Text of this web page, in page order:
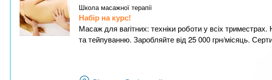
Школа масажної терапії
Набір на курс!
Масаж для вагітних: техніки роботи у всіх
та тейпуванню. Заробляйте від 25 000 грн/місяць.